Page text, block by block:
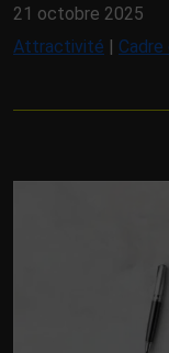
21 octobre 2025
Attractivité | Cadre